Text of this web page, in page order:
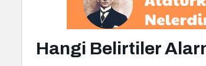
Hangi Belirtiler